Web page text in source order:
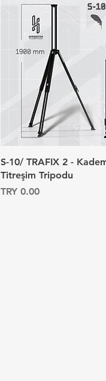
S-10/ TRAFIX 2 -
Titreşim Tripodu
السعر